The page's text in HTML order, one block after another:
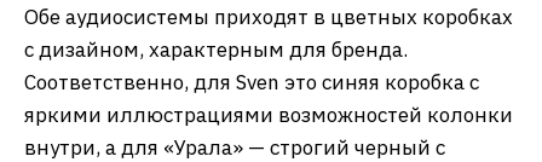
Обе аудиосистемы приходят в цветных коробках
с дизайном, характерным для бренда.
Соответственно, для Sven это синяя коробка с
яркими иллюстрациями возможностей колонки
внутри, а для «Урала» — строгий черный с